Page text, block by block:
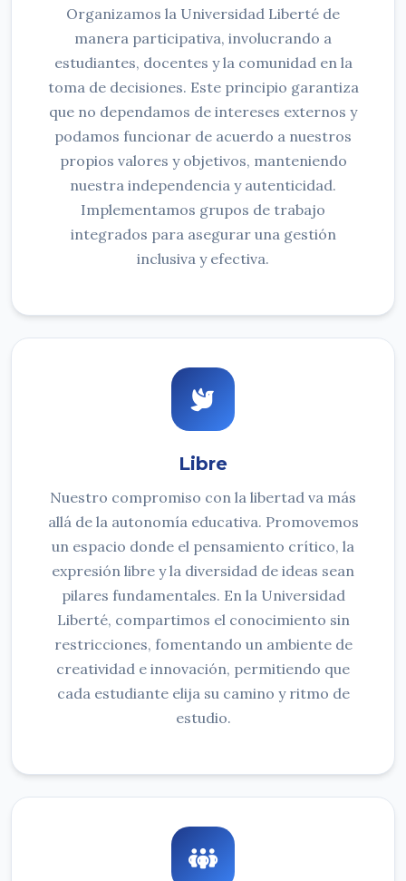
Organizamos la Universidad Liberté de
manera participativa, involucrando a
estudiantes, docentes y la comunidad en la
toma de decisiones. Este principio garantiza
que no dependamos de intereses externos y
podamos funcionar de acuerdo a nuestros
propios valores y objetivos, manteniendo
nuestra independencia y autenticidad.
Implementamos grupos de trabajo
integrados para asegurar una gestión
inclusiva y efectiva.
Libre
Nuestro compromiso con la libertad va más
allá de la autonomía educativa. Promovemos
un espacio donde el pensamiento crítico, la
expresión libre y la diversidad de ideas sean
pilares fundamentales. En la Universidad
Liberté, compartimos el conocimiento sin
restricciones, fomentando un ambiente de
creatividad e innovación, permitiendo que
cada estudiante elija su camino y ritmo de
estudio.